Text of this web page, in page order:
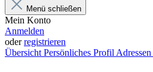
Menü schließen
Mein Konto
Anmelden
oderregistrieren
Übersicht Persönliches Profil Adressen